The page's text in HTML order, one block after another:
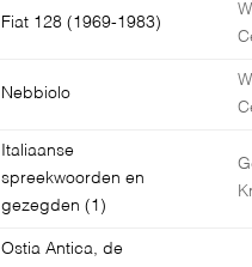
Fiat 128 (1969-1983)
Nebbiolo
Italiaanse
spreekwoorden en
gezegden (1)
Ostia Antica, de